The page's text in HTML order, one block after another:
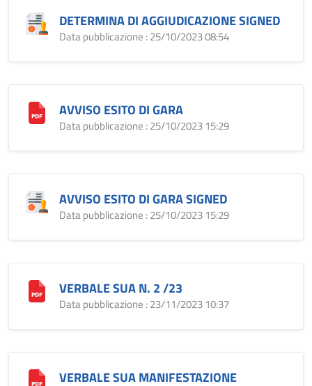
DETERMINA DI AGGIUDICAZIONE SIGNED
Data pubblicazione : 25/10/2023 08:54
AVVISO ESITO DI GARA
Data pubblicazione : 25/10/2023 15:29
AVVISO ESITO DI GARA SIGNED
Data pubblicazione : 25/10/2023 15:29
VERBALE SUA N. 2 /23
Data pubblicazione : 23/11/2023 10:37
VERBALE SUA MANIFESTAZIONE